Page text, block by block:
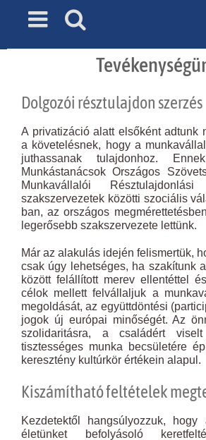
Dolgozói résztulajdon szerzés
A privatizáció alatt elsőként adtunk
a követelésnek, hogy a
juthassanak tulajdonhoz.
Munkástanácsok Országos
Munkavállalói
szakszervezetek közötti szociális
ban, az országos
legerősebb szakszervezete lettünk.
Már az alakulás idején felismertük,
csak úgy lehetséges, ha szakítunk
között felállított merev ellentéttel
célok mellett felvállaljuk a
megoldását, az együttdöntési
jogok új európai minőségét. Az
szolidaritásra, a családért
tisztességes munka becsületére
keresztény kultúrkör értékein alapul.
Kiszámítható feltételek
Kezdetektől hangsúlyozzuk,
életünket befolyásoló